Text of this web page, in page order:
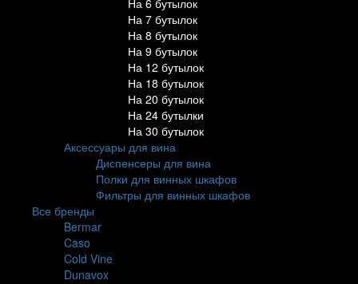
На 7 бутылок
На 8 бутылок
На 9 бутылок
На 12 бутылок
На 18 бутылок
На 20 бутылок
На 24 бутылки
На 30 бутылок
Аксессуары для вина
Диспенсеры для вина
Полки для винных шкафов
Фильтры для винных шкафов
Все бренды
Bermar
Caso
Cold Vine
Dunavox